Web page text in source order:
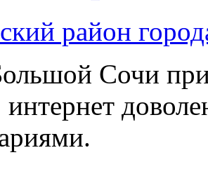
район
Сочи
интернет